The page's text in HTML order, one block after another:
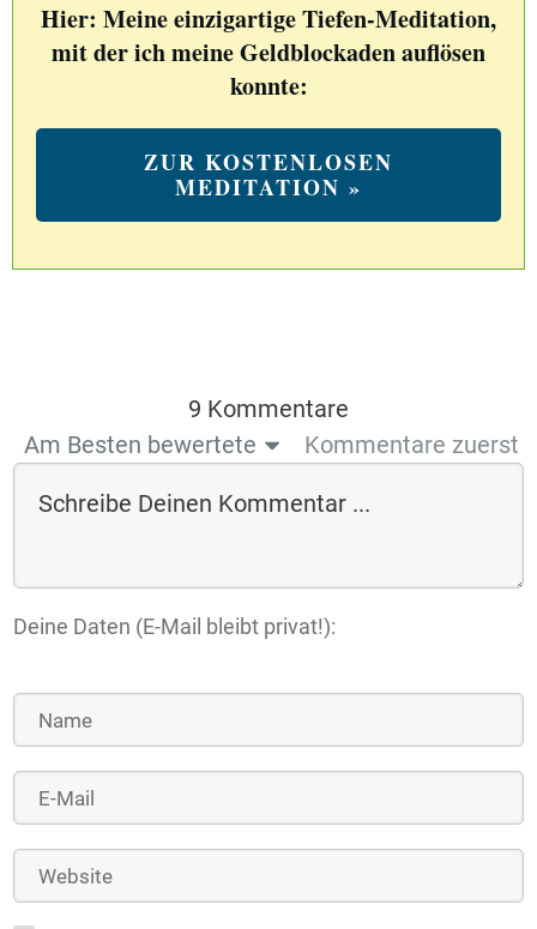
Hier: Meine einzigartige Tiefen-Meditation,
mit der ich meine Geldblockaden auflösen
konnte:
ZUR KOSTENLOSEN
MEDITATION »
9 Kommentare
Am Besten bewertete
Kommentare zuerst
Deine Daten (E-Mail bleibt privat!):